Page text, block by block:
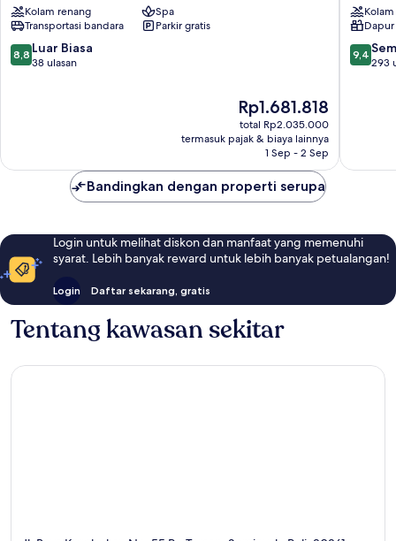
Villa
Bali
Keroboken
Kelod
Kolam renang
Spa
Transportasi bandara
Parkir gratis
8.8
dari
8,8 Luar Biasa
38 ulasan
Harga
sekarang
Rp1.681.818
Rp1.681.818
total Rp2.035.000
termasuk pajak & biaya lainnya
1 Sep - 2 Sep
Villas
&
SPA
9.4
dari
9,4
293
Bandingkan dengan properti serupa
Login untuk melihat diskon dan manfaat yang memenuhi
syarat. Lebih banyak reward untuk lebih banyak petualangan!
Login Daftar sekarang, gratis
Tentang kawasan sekitar